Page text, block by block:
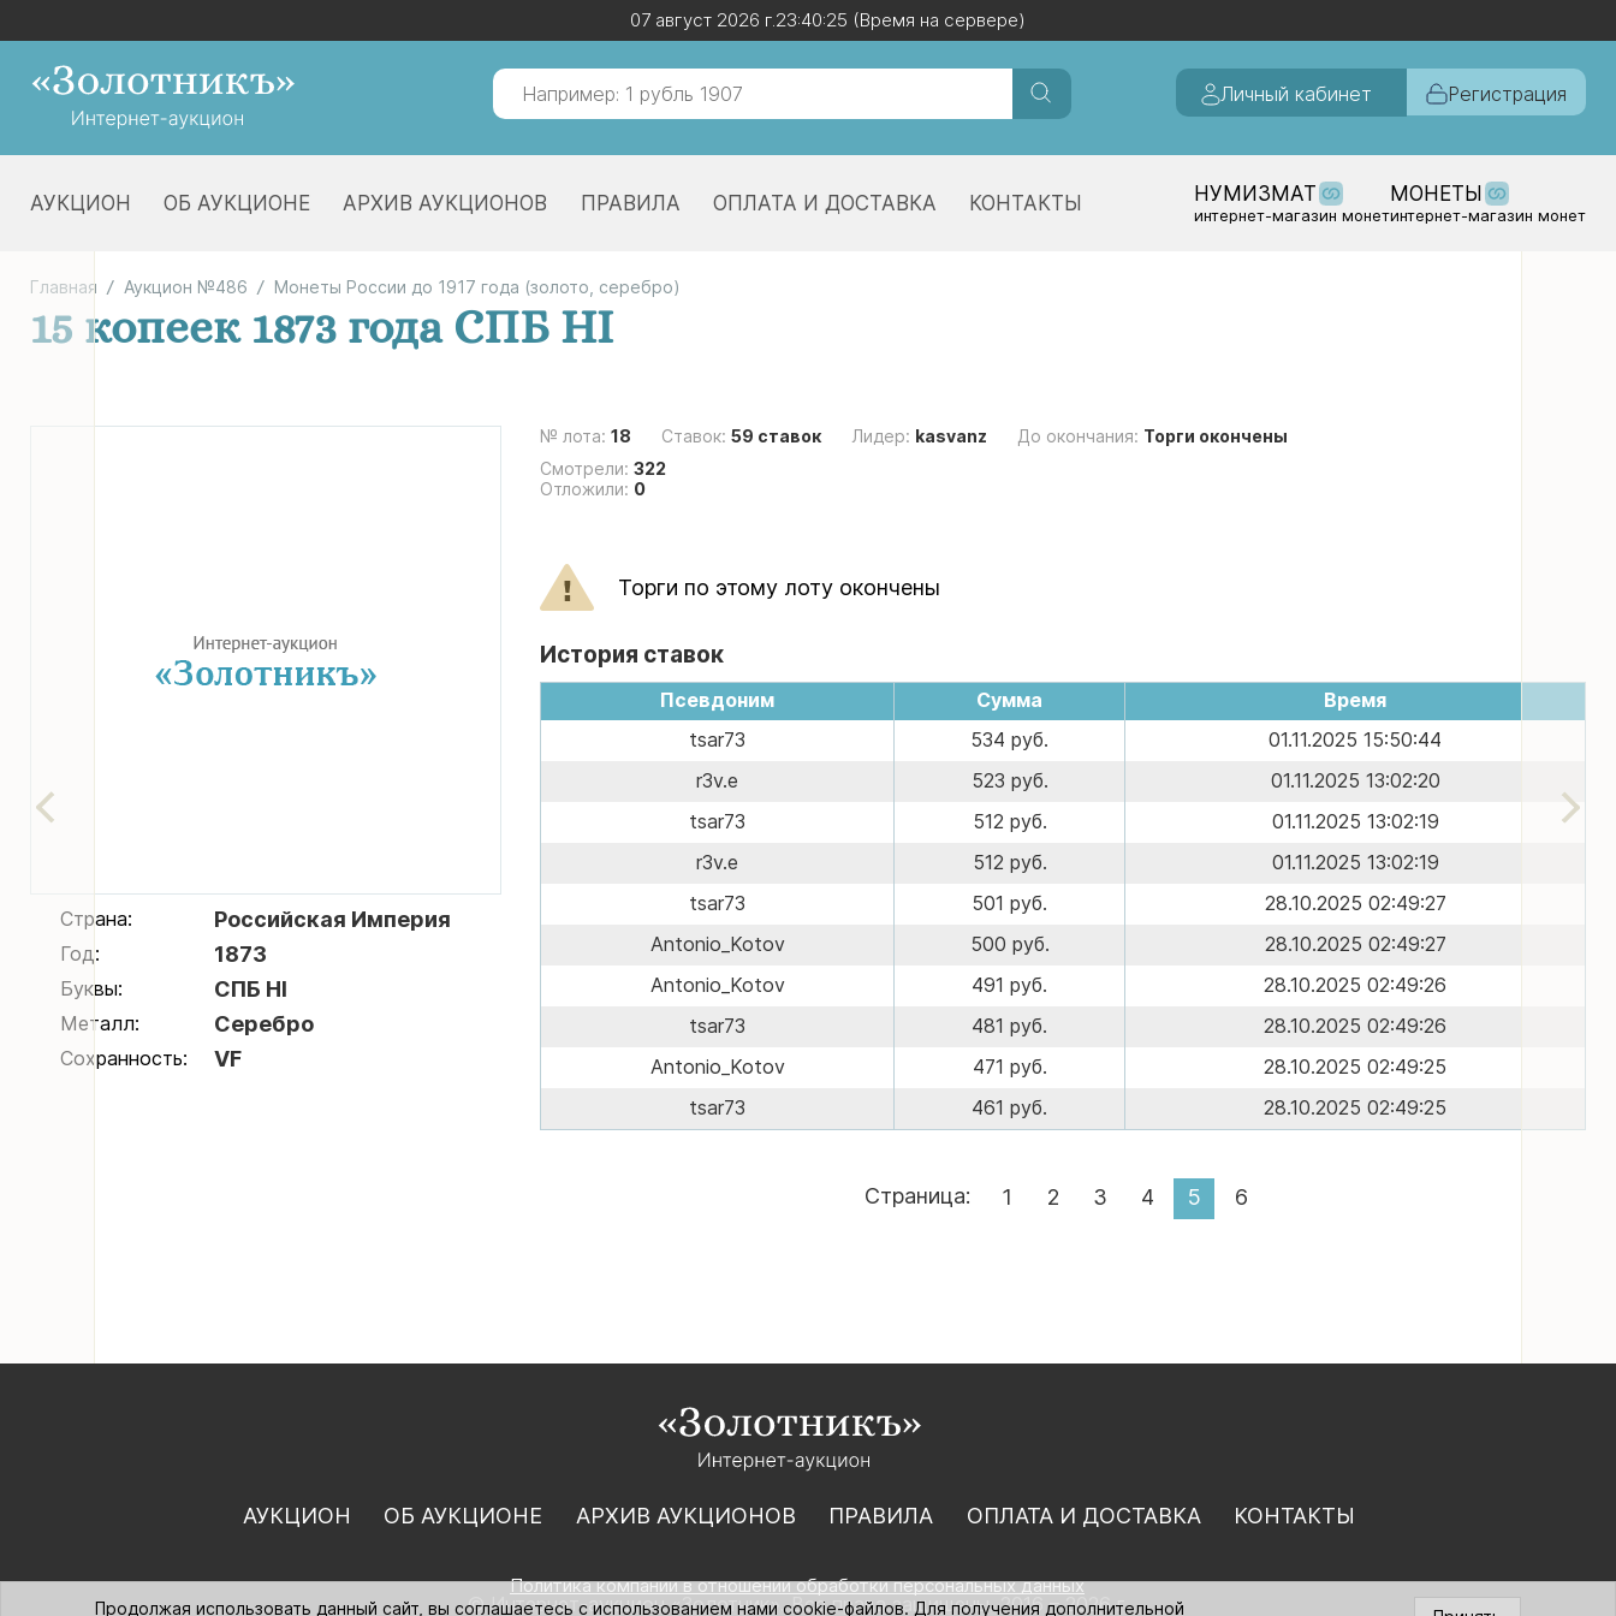
07 август 2026 г.23:40:25 (Время на сервере)
Личный кабинет Регистрация
АУКЦИОН ОБ АУКЦИОНЕ АРХИВ АУКЦИОНОВ ПРАВИЛА ОПЛАТА И ДОСТАВКА КОНТАКТЫ НУМИЗМАТ
интернет-магазин монет
МОНЕТЫ
интернет-магазин монет
07 август 2026 г.23:40:25 (Время на сервере)
Главная Аукцион №486 Монеты России до 1917 года (золото, серебро)
15 копеек 1873 года СПБ НI
Страна: Российская Империя
Год: 1873
Буквы: СПБ НI
Металл: Серебро
Сохранность: VF
№ лота: 18 Ставок: 59 ставок Лидер: kasvanz До окончания: Торги окончены
Смотрели: 322
Отложили: 0
Торги по этому лоту окончены
История ставок
Псевдоним Сумма
Время
tsar73
534 руб.
01.11.2025 15:50:44
r3v.e
523 руб.
01.11.2025 13:02:20
tsar73
512 руб.
01.11.2025 13:02:19
r3v.e
512 руб.
01.11.2025 13:02:19
tsar73
501 руб.
28.10.2025 02:49:27
Antonio_Kotov
500 руб.
28.10.2025 02:49:27
Antonio_Kotov
491 руб.
28.10.2025 02:49:26
tsar73
481 руб.
28.10.2025 02:49:26
Antonio_Kotov
471 руб.
28.10.2025 02:49:25
tsar73
461 руб. 28.10.2025 02:49:25
Страница: 1 2 3 4 5 6
АУКЦИОН ОБ АУКЦИОНЕ АРХИВ АУКЦИОНОВ ПРАВИЛА ОПЛАТА И ДОСТАВКА КОНТАКТЫ
Политика компании в отношении обработки персональных данных
© Интернет-аукцион «Золотник». Все права защищены. 2016 – 2026 г.
Продолжая использовать данный сайт, вы соглашаетесь с использованием нами cookie-файлов. Для получения дополнительной